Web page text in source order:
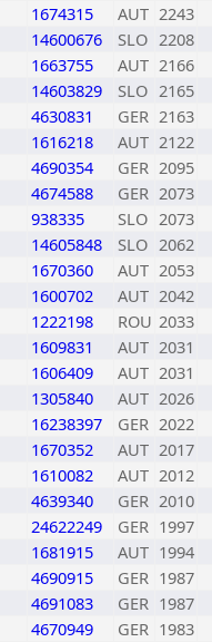
1674315 AUT 2243
14600676 SLO 2208
1663755 AUT 2166
14603829 SLO 2165
4630831 GER 2163
1616218 AUT 2122
4690354 GER 2095
4674588 GER 2073
938335 SLO 2073
14605848 SLO 2062
1670360 AUT 2053
1600702 AUT 2042
1222198 ROU 2033
1609831 AUT 2031
1606409 AUT 2031
1305840 AUT 2026
16238397 GER 2022
1670352 AUT 2017
1610082 AUT 2012
4639340 GER 2010
24622249 GER 1997
1681915 AUT 1994
4690915 GER 1987
4691083 GER 1987
4670949 GER 1983